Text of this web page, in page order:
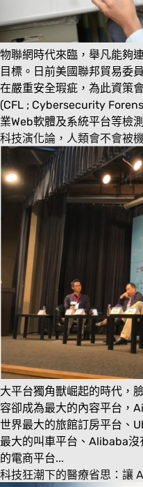
物聯網時代來臨，舉凡能夠
目標。日前美國聯邦貿易委
在嚴重安全瑕疵，為此資策
(CFL ; Cybersecurity
業Web軟體及系統平台等檢
科技演化論，人類會不會被
大平台獨角獸崛起的時代，
容卻成為最大的內容平台，
世界最大的旅館訂房平台、
最大的叫車平台、Alibaba
的電商平台...
科技狂潮下的醫療省思：讓